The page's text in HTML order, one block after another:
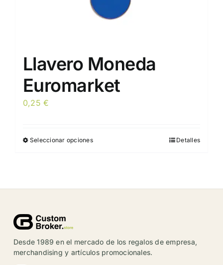
producto
Llavero Moneda
Euromarket
0,25€
Seleccionar opcionesEste
pueden
Detalles
Desde 1989 en el mercado de los regalos de empresa,
merchandising y artículos promocionales.